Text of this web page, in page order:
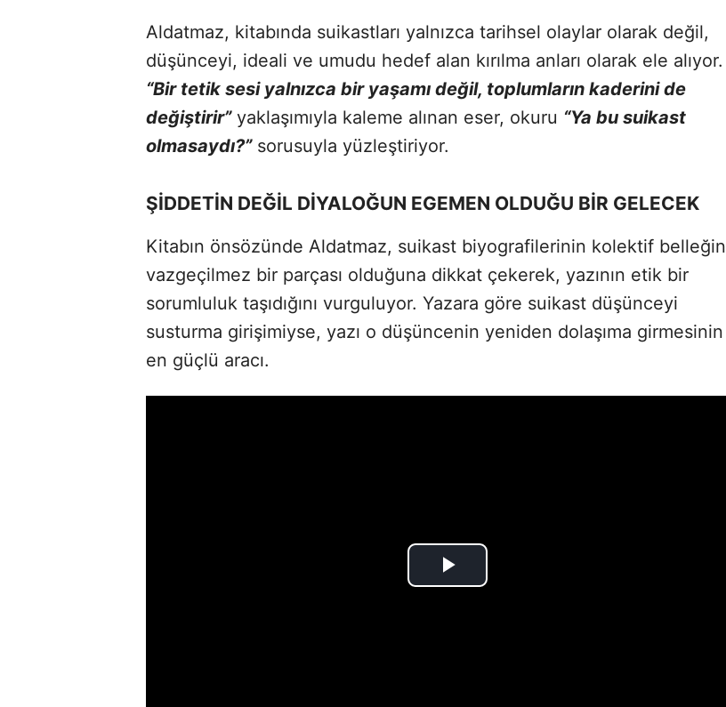
Aldatmaz, kitabında suikastları yalnızca tarihsel olaylar olarak değil,
düşünceyi, ideali ve umudu hedef alan kırılma anları olarak ele alıyor.
“Bir tetik sesi yalnızca bir yaşamı değil, toplumların kaderini de
değiştirir”yaklaşımıyla kaleme alınan eser, okuru “Ya bu suikast
olmasaydı?”sorusuyla yüzleştiriyor.
ŞİDDETİN DEĞİL DİYALOĞUN EGEMEN OLDUĞU BİR GELECEK
Kitabın önsözünde Aldatmaz, suikast biyografilerinin kolektif belleğin
vazgeçilmez bir parçası olduğuna dikkat çekerek, yazının etik bir
sorumluluk taşıdığını vurguluyor. Yazara göre suikast düşünceyi
susturma girişimiyse, yazı o düşüncenin yeniden dolaşıma girmesinin
en güçlü aracı.